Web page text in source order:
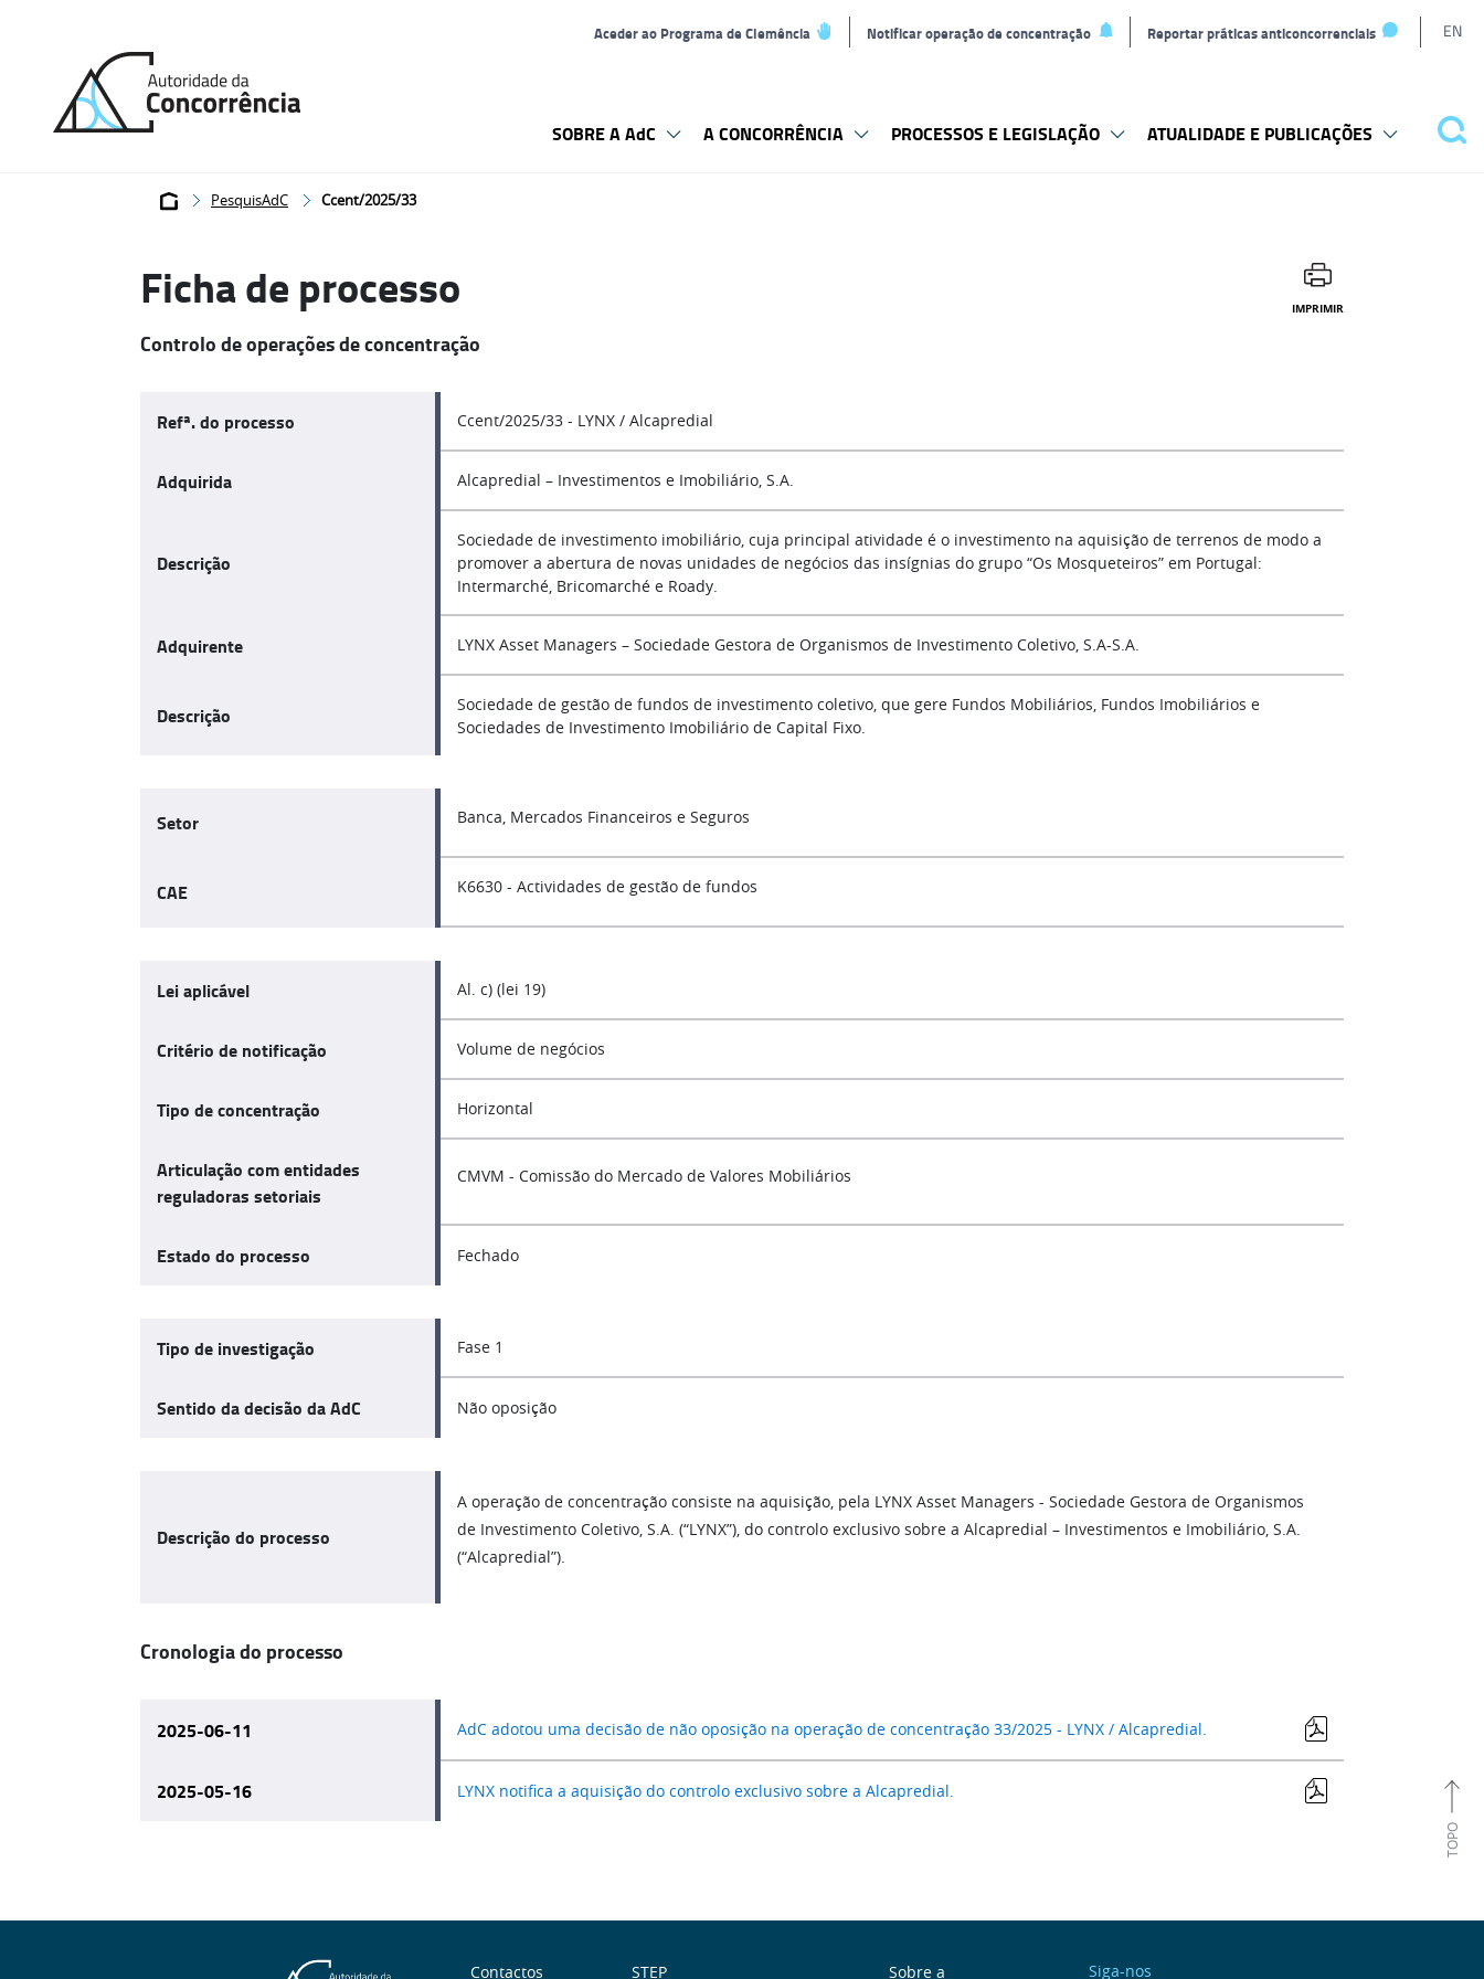
Aceder ao Programa de Clemência Notificar operação de concentração Reportar práticas anticoncorrenciais EN
Página
inicial
SOBRE A AdC A CONCORRÊNCIA PROCESSOS E LEGISLAÇÃO ATUALIDADE E PUBLICAÇÕES
Breadcrumb
PesquisAdC Ccent/2025/33
Ficha de processo IMPRIMIR
Controlo de operações de concentração
Refª. do processo Ccent/2025/33 - LYNX / Alcapredial
Adquirida Alcapredial – Investimentos e Imobiliário, S.A.
Descrição
Sociedade de investimento imobiliário, cuja principal atividade é o investimento na aquisição de terrenos de modo a
promover a abertura de novas unidades de negócios das insígnias do grupo “Os Mosqueteiros” em Portugal:
Intermarché, Bricomarché e Roady.
Adquirente LYNX Asset Managers – Sociedade Gestora de Organismos de Investimento Coletivo, S.A-S.A.
Descrição
Sociedade de gestão de fundos de investimento coletivo, que gere Fundos Mobiliários, Fundos Imobiliários e
Sociedades de Investimento Imobiliário de Capital Fixo.
Setor Banca, Mercados Financeiros e Seguros
CAE K6630 - Actividades de gestão de fundos
Lei aplicável Al. c) (lei 19)
Critério de notificação Volume de negócios
Tipo de concentração Horizontal
Articulação com entidades
reguladoras setoriais
CMVM - Comissão do Mercado de Valores Mobiliários
Estado do processo Fechado
Tipo de investigação Fase 1
Sentido da decisão da AdC Não oposição
Descrição do processo
A operação de concentração consiste na aquisição, pela LYNX Asset Managers - Sociedade Gestora de Organismos
de Investimento Coletivo, S.A. (“LYNX”), do controlo exclusivo sobre a Alcapredial – Investimentos e Imobiliário, S.A.
(“Alcapredial”).
Cronologia do processo
2025-06-11 AdC adotou uma decisão de não oposição na operação de concentração 33/2025 - LYNX / Alcapredial.
2025-05-16 LYNX notifica a aquisição do controlo exclusivo sobre a Alcapredial.
TOPO
Contactos STEP Sobre a Siga-nos